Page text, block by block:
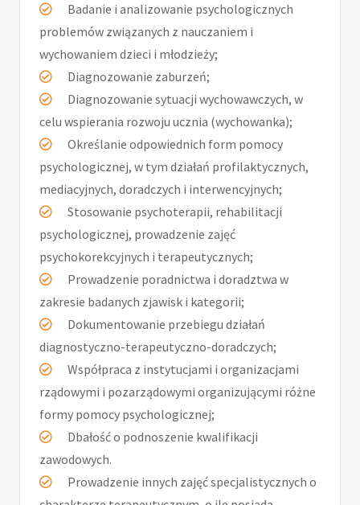
Badanie i analizowanie psychologicznych
problemów związanych z nauczaniem i
wychowaniem dzieci i młodzieży;
Diagnozowanie zaburzeń;
Diagnozowanie sytuacji wychowawczych, w
celu wspierania rozwoju ucznia (wychowanka);
Określanie odpowiednich form pomocy
psychologicznej, w tym działań profilaktycznych,
mediacyjnych, doradczych i interwencyjnych;
Stosowanie psychoterapii, rehabilitacji
psychologicznej, prowadzenie zajęć
psychokorekcyjnych i terapeutycznych;
Prowadzenie poradnictwa i doradztwa w
zakresie badanych zjawisk i kategorii;
Dokumentowanie przebiegu działań
diagnostyczno-terapeutyczno-doradczych;
Współpraca z instytucjami i organizacjami
rządowymi i pozarządowymi organizującymi różne
formy pomocy psychologicznej;
Dbałość o podnoszenie kwalifikacji
zawodowych.
Prowadzenie innych zajęć specjalistycznych o